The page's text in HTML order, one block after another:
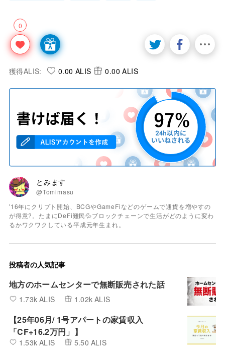
0
獲得ALIS: 0.00 ALIS 0.00 ALIS
とみます
@Tomimasu
'16年にクリプト開始、BCGやGameFiなどのゲームで通貨を増やすの
が得意?。たまにDeFi難民💦ブロックチェーンで生活がどのように変わ
るかワクワクしている平成元年生まれ。
投稿者の人気記事
地方のホームセンターで無断販売された話
1.73k ALIS 1.02k ALIS
【25年06月/ 1号アパートの家賃収入
「CF+16.2万円」】
1.53k ALIS 5.50 ALIS